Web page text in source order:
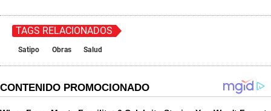
TAGS RELACIONADOS
Satipo Obras Salud